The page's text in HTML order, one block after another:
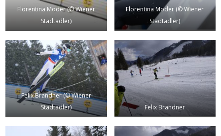
Florentina Moder (© Wiener
Stadtadler)
Florentina Moder (© Wiener
Stadtadler)
Felix Brandner (© Wiener
Stadtadler)
Felix Brandner